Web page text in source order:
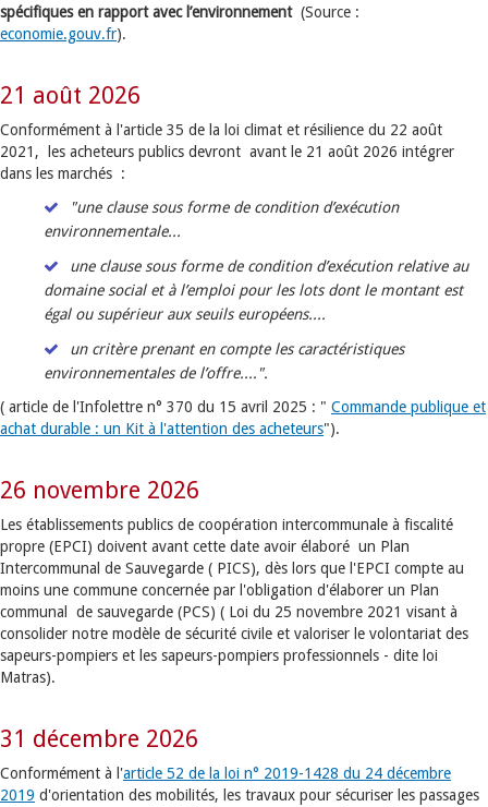
spécifiques en rapport avec l’environnement (Source :
economie.gouv.fr).
21 août 2026
Conformément à l'article 35 de la loi climat et résilience du 22 août
2021, les acheteurs publics devront avant le 21 août 2026 intégrer
dans les marchés :
"une clause sous forme de condition d’exécution
environnementale...
une clause sous forme de condition d’exécution relative au
domaine social et à l’emploi pour les lots dont le montant est
égal ou supérieur aux seuils européens....
un critère prenant en compte les caractéristiques
environnementales de l’offre.... ".
( article de l'Infolettre n° 370 du 15 avril 2025 : " Commande publique et
achat durable : un Kit à l'attention des acheteurs").
26 novembre 2026
Les établissements publics de coopération intercommunale à fiscalité
propre (EPCI) doivent avant cette date avoir élaboré un Plan
Intercommunal de Sauvegarde ( PICS), dès lors que l'EPCI compte au
moins une commune concernée par l'obligation d'élaborer un Plan
communal de sauvegarde (PCS) ( Loi du 25 novembre 2021 visant à
consolider notre modèle de sécurité civile et valoriser le volontariat des
sapeurs-pompiers et les sapeurs-pompiers professionnels - dite loi
Matras).
31 décembre 2026
Conformément à l'article 52 de la loi n° 2019-1428 du 24 décembre
2019 d'orientation des mobilités, les travaux pour sécuriser les passages